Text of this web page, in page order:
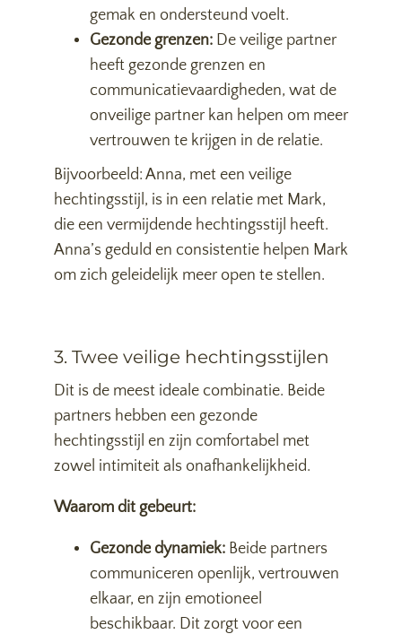
gemak en ondersteund voelt.
Gezonde grenzen: De veilige partner
heeft gezonde grenzen en
communicatievaardigheden, wat de
onveilige partner kan helpen om meer
vertrouwen te krijgen in de relatie.
Bijvoorbeeld: Anna, met een veilige
hechtingsstijl, is in een relatie met Mark,
die een vermijdende hechtingsstijl heeft.
Anna’s geduld en consistentie helpen Mark
om zich geleidelijk meer open te stellen.
3. Twee veilige hechtingsstijlen
Dit is de meest ideale combinatie. Beide
partners hebben een gezonde
hechtingsstijl en zijn comfortabel met
zowel intimiteit als onafhankelijkheid.
Waarom dit gebeurt:
Gezonde dynamiek: Beide partners
communiceren openlijk, vertrouwen
elkaar, en zijn emotioneel
beschikbaar. Dit zorgt voor een